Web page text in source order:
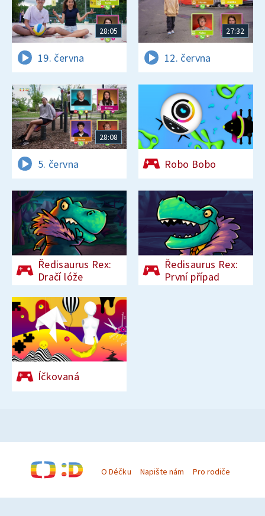
28:05
19. června
27:32
12. června
28:08
5. června Robo Bobo
Ředisaurus Rex:
Dračí lóže
Ředisaurus Rex:
První případ
Íčkovaná
O Déčku Napište nám Pro rodiče